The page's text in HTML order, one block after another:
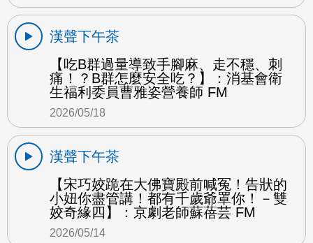
漢聲下午茶
【吃B群過量導致手腳麻、走不穩、刺
痛！？B群怎麼安全吃？】：消基會衛
生福利委員曹雅姿營養師 FM
2026/05/18
漢聲下午茶
【宋巧姣跪在大佛寶殿前喊冤！告狀的
小妞你盡管講！都有千歲爺罩你！－雙
姣奇緣四】：京劇老師蘇蓓芸 FM
2026/05/14